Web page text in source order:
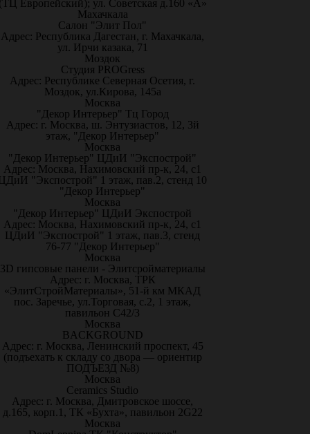
Европейский); ул. Советская д.160 «А»
Махачкала
Салон "Элит Пол"
Адрес: Республика Дагестан, г. Махачкала,
ул. Ирчи казака, 71
Моздок
Студия PROGress
Адрес: Республике Северная Осетия, г.
Моздок, ул.Кирова, 145а
Москва
"Декор Интерьер" Тц Город
Адрес: г. Москва, ш. Энтузиастов, 12, 3й
этаж, "Декор Интерьер"
Москва
"Декор Интерьер" ЦДиИ "Экспострой"
Адрес: Москва, Нахимовский пр-к, 24, с1
"Экспострой" 1 этаж, пав.2, стенд 10
"Декор Интерьер"
Москва
"Декор Интерьер" ЦДиИ Экспострой
Адрес: Москва, Нахимовский пр-к, 24, с1
ЦДиИ "Экспострой" 1 этаж, пав.3, стенд
76-77 "Декор Интерьер"
Москва
3D гипсовые панели - Элитсройматериалы
Адрес: г. Москва, ТРК
«ЭлитСтройМатериалы», 51-й км МКАД
пос. Заречье, ул.Торговая, с.2, 1 этаж,
павильон С42/3
Москва
BACKGROUND
Адрес: г. Москва, Ленинский проспект, 45
(подъехать к складу со двора — ориентир
ПОДЪЕЗД №8)
Москва
Ceramics Studio
Адрес: г. Москва, Дмитровское шоссе,
д.165, корп.1, ТК «Бухта», павильон 2G22
Москва